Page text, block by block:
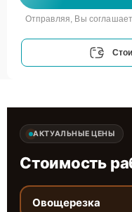
Отправляя, Вы
АКТУАЛЬНЫЕ ЦЕНЫ
Стоимость
Овощерезка